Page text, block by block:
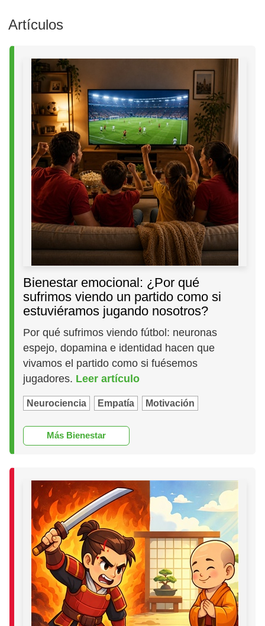
Artículos
Bienestar emocional: ¿Por qué
sufrimos viendo un partido como si
estuviéramos jugando nosotros?
Por qué sufrimos viendo fútbol: neuronas
espejo, dopamina e identidad hacen que
vivamos el partido como si fuésemos
jugadores. Leer artículo
Neurociencia Empatía Motivación
Más Bienestar